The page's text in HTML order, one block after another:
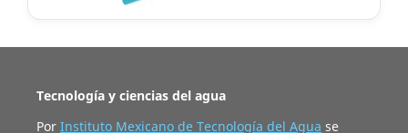
Tecnología y ciencias del agua
Por Instituto Mexicano de Tecnología del Agua se